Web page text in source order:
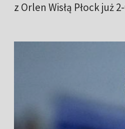
z Orlen Wisłą Płock już